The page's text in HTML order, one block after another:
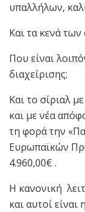
υπαλλήλων,
Και τα κενά
Που είναι
διαχείρισης;
Και το σίριαλ
και με νέα
τη φορά την
Ευρωπαϊκών
4.960,00€ .
Η κανονική
και αυτοί